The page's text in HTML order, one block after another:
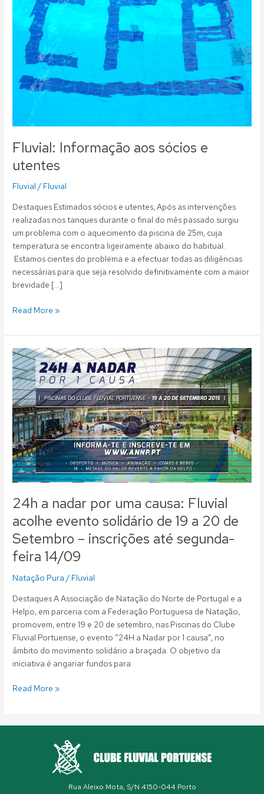
Fluvial: Informação aos sócios e
utentes
Fluvial / Fluvial
Destaques Estimados sócios e utentes, Após as intervenções
realizadas nos tanques durante o final do mês passado surgiu
um problema com o aquecimento da piscina de 25m, cuja
temperatura se encontra ligeiramente abaixo do habitual.
Estamos cientes do problema e a efectuar todas as diligências
necessárias para que seja resolvido definitivamente com a maior
brevidade […]
utentes
Read More »
24h a nadar por uma causa: Fluvial
acolhe evento solidário de 19 a 20 de
Setembro – inscrições até segunda-
feira 14/09
Natação Pura / Fluvial
Destaques A Associação de Natação do Norte de Portugal e a
Helpo, em parceria com a Federação Portuguesa de Natação,
promovem, entre 19 e 20 de setembro, nas Piscinas do Clube
Fluvial Portuense, o evento “24H a Nadar por 1 causa”, no
âmbito do movimento solidário a·braçada. O objetivo da
iniciativa é angariar fundos para
24h
a
nadar
por
uma
causa:
Fluvial
acolhe
evento
solidário
de
19
a
20
de
Setembro
–
inscrições
segunda-
feira
14/09
Read More »
Rua Aleixo Mota, S/N 4150-044 Porto